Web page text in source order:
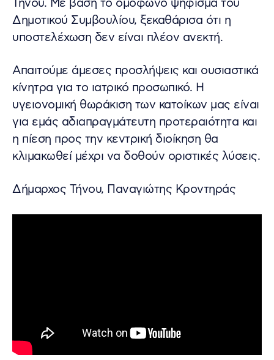
Τήνου. ​Με βάση το ομόφωνο ψήφισμα του
Δημοτικού Συμβουλίου, ξεκαθάρισα ότι η
υποστελέχωση δεν είναι πλέον ανεκτή.
Απαιτούμε άμεσες προσλήψεις και ουσιαστικά
κίνητρα για το ιατρικό προσωπικό. Η
υγειονομική θωράκιση των κατοίκων μας είναι
για εμάς αδιαπραγμάτευτη προτεραιότητα και
η πίεση προς την κεντρική διοίκηση θα
κλιμακωθεί μέχρι να δοθούν οριστικές λύσεις.
Δήμαρχος Τήνου, Παναγιώτης Κροντηράς